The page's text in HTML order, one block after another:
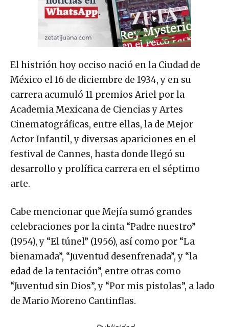
El histrión hoy occiso nació en la Ciudad de
México el 16 de diciembre de 1934, y en su
carrera acumuló 11 premios Ariel por la
Academia Mexicana de Ciencias y Artes
Cinematográficas, entre ellas, la de Mejor
Actor Infantil, y diversas apariciones en el
festival de Cannes, hasta donde llegó su
desarrollo y prolífica carrera en el séptimo
arte.
Cabe mencionar que Mejía sumó grandes
celebraciones por la cinta “Padre nuestro”
(1954), y “El túnel” (1956), así como por “La
bienamada”, “Juventud desenfrenada”, y “la
edad de la tentación”, entre otras como
“Juventud sin Dios”, y “Por mis pistolas”, a lado
de Mario Moreno Cantinflas.